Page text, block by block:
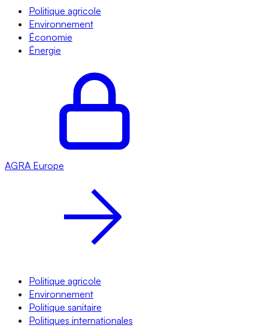
Politique agricole
Environnement
Économie
Énergie
AGRA Europe
Politique agricole
Environnement
Politique sanitaire
Politiques internationales